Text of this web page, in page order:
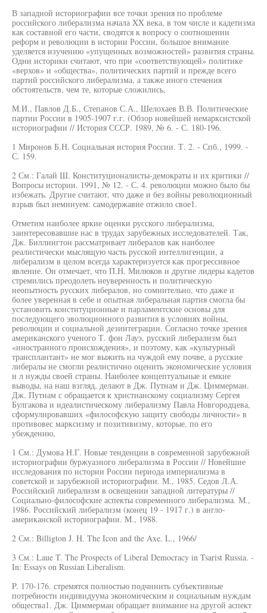
В западной историографии все точки зрения по проблеме
российского либерализма начала XX века, в том числе и кадетизма
как составной его части, сводятся к вопросу о соотношении
реформ и революции в истории России, большое внимание
уделяется изучению «упущенных возможностей» развития страны.
Одни историки считают, что при «соответствующей» политике
«верхов» и «общества», политических партий и прежде всего
партий российского либерализма, а также иного стечения
обстоятельств, чем те, которые сложились,
М.И., Павлов Д.Б., Степанов С.А., Шелохаев В.В. Политические
партии России в 1905-1907 г.г. (Обзор новейшей немарксистской
историографии // История СССР. 1989, № 6. - С. 180-196.
1 Миронов Б.Н. Социальная история России. Т. 2. - Спб., 1999. -
С. 159.
2 См.: Галай Ш. Конституционалисты-демократы и их критики //
Вопросы истории. 1991, № 12. - С. 4. революции можно было бы
избежать. Другие считают, что даже и без войны революционный
взрыв был неминуем: самодержавие отжило свое1.
Отметим наиболее яркие оценки русского либерализма,
заинтересовавшие нас в трудах зарубежных исследователей. Так,
Дж. Биллингтон рассматривает либералов как наиболее
реалистически мыслящую часть русской интеллигенции, а
либерализм в целом всегда характеризуется как прогрессивное
явление. Он отмечает, что П.Н. Милюков и другие лидеры кадетов
стремились преодолеть неуверенность и политическую
неопытность русских либералов, но сомнительно, что даже и
более уверенная в себе и опытная либеральная партия смогла бы
установить конституционные и парламентские основы для
последующего эволюционного развития в условиях войны,
революции и социальной дезинтеграции. Согласно точке зрения
американского ученого Т. фон Лауэ, русский либерализм был
«иностранного происхождения», и поэтому, как «культурный
трансплантант» не мог выжить на чуждой ему почве, а русские
либералы не смогли реалистично оценить экономические условия
и л нужды своей страны. Наиболее концептуальные и емкие
выводы, на наш взгляд, делают в Дж. Путнам и Дж. Циммерман.
Дж. Путнам с обращается к христианскому социализму Сергея
Булгакова и идеалистическому либерализму Павла Новгородцева,
сформулировавших «философскую защиту свободы личности» в
противовес марксизму и позитивизму, которые, по его
убеждению,
1 См.: Думова Н.Г. Новые тенденции в современной зарубежной
историографии буржуазного либерализма в России // Новейшие
исследования по истории России периода империализма в
советской и зарубежной историографии. М., 1985. Седов Л.А.
Российский либерализм в освещении западной литературы //
Социально-философские аспекты современного либерализма. М.,
1986. Российский либерализм (конец 19 - 1917 г.) в англо-
американской историографии. М., 1988.
2 См.: Billigton J. H. The Icon and the Axe. L., 1966/
3 См.: Laue T. The Prospects of Liberal Democracy in Tsarist Russia. -
In: Essays on Russian Liberalism.
P. 170-176. стремятся полностью подчинить субъективные
потребности индивидуума экономическим и социальным нуждам
общества1. Дж. Циммерман обращает внимание на другой аспект